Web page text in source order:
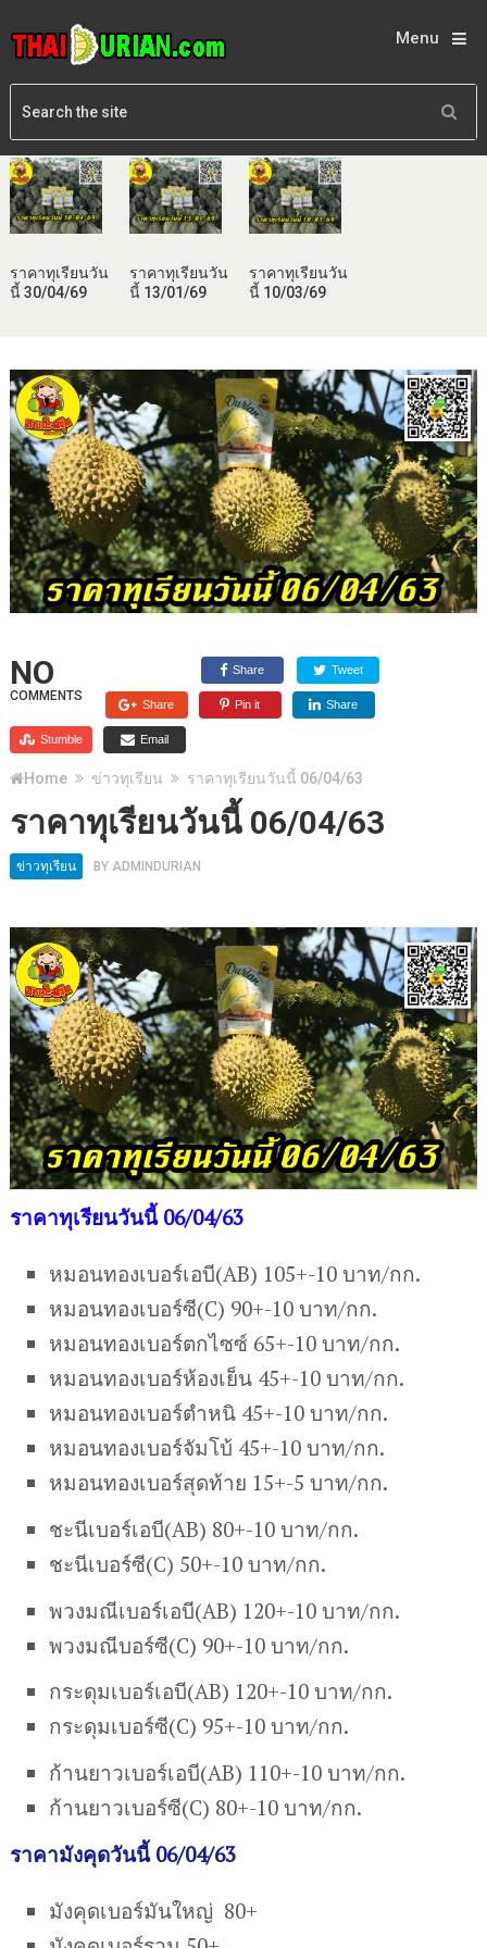
Menu
ราคาทุเรียนวัน
นี้ 30/04/69
ราคาทุเรียนวัน
นี้ 13/01/69
ราคาทุเรียนวัน
นี้ 10/03/69
NO
COMMENTS
Share Tweet
Share Pin it Share
Stumble Email
Home ข่าวทุเรียน ราคาทุเรียนวันนี้ 06/04/63
ราคาทุเรียนวันนี้ 06/04/63
ข่าวทุเรียน BY ADMINDURIAN
ราคาทุเรียนวันนี้ 06/04/63
หมอนทองเบอร์เอบี(AB) 105+-10 บาท/กก.
หมอนทองเบอร์ซี(C) 90+-10 บาท/กก.
หมอนทองเบอร์ตกไซซ์ 65+-10 บาท/กก.
หมอนทองเบอร์ห้องเย็น 45+-10 บาท/กก.
หมอนทองเบอร์ตำหนิ 45+-10 บาท/กก.
หมอนทองเบอร์จัมโบ้ 45+-10 บาท/กก.
หมอนทองเบอร์สุดท้าย 15+-5 บาท/กก.
ชะนีเบอร์เอบี(AB) 80+-10 บาท/กก.
ชะนีเบอร์ซี(C) 50+-10 บาท/กก.
พวงมณีเบอร์เอบี(AB) 120+-10 บาท/กก.
พวงมณีบอร์ซี(C) 90+-10 บาท/กก.
กระดุมเบอร์เอบี(AB) 120+-10 บาท/กก.
กระดุมเบอร์ซี(C) 95+-10 บาท/กก.
ก้านยาวเบอร์เอบี(AB) 110+-10 บาท/กก.
ก้านยาวเบอร์ซี(C) 80+-10 บาท/กก.
ราคามังคุดวันนี้ 06/04/63
มังคุดเบอร์มันใหญ่ 80+